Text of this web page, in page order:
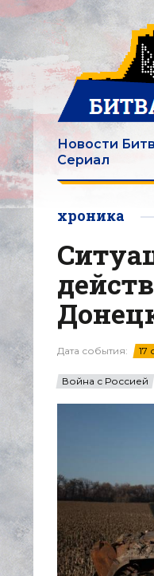
Новости
Сериал
хроника
Дата события: 17
Война с Россией